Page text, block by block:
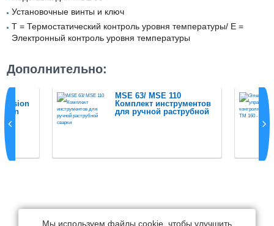
Установочные винты и ключ
Т = Термостатический контроль уровня температуры/ E =
Электронный контроль уровня температуры
Дополнительно:
MSE 63/ MSE 110
Комплект инструментов
для ручной раструбной
Мы используем файлы cookie, чтобы улучшить